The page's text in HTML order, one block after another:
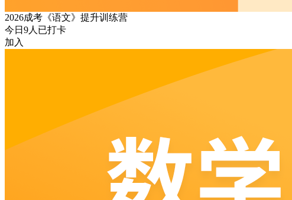
2026成考《语文》提升训练营
今日 9人已打卡
加入